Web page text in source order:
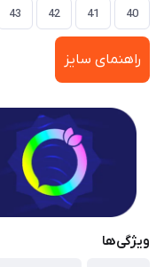
40
41
42
43
راهنمای سایز
ویژگی‌ها